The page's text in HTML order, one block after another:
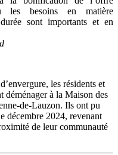
les besoins en matière
sont importants et en
les résidents et
déménager à la Maison des
de-Lauzon. Ils ont pu
décembre 2024, revenant
de leur communauté